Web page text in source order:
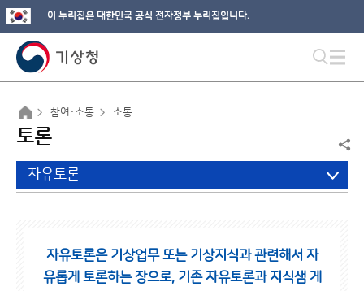
이 누리집은 대한민국 공식 전자정부 누리집입니다.
참여·소통 소통
토론
자유토론
자유토론은 기상업무 또는 기상지식과 관련해서 자
유롭게 토론하는 장으로, 기존 자유토론과 지식샘 게